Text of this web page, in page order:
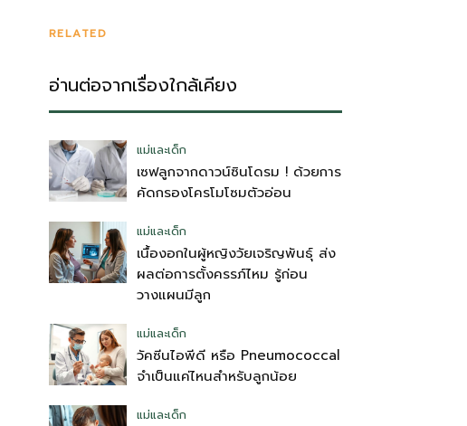
RELATED
อ่านต่อจากเรื่องใกล้เคียง
แม่และเด็ก
เซฟลูกจากดาวน์ซินโดรม ! ด้วยการ
คัดกรองโครโมโซมตัวอ่อน
แม่และเด็ก
เนื้องอกในผู้หญิงวัยเจริญพันธุ์ ส่ง
ผลต่อการตั้งครรภ์ไหม รู้ก่อน
วางแผนมีลูก
แม่และเด็ก
วัคซีนไอพีดี หรือ Pneumococcal
จำเป็นแค่ไหนสำหรับลูกน้อย
แม่และเด็ก